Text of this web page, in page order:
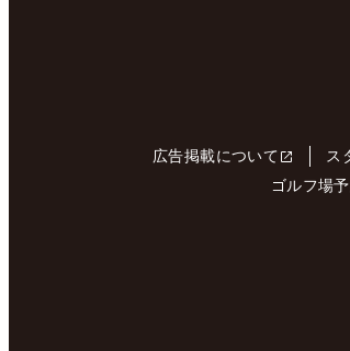
広告掲載について ス
ゴルフ場